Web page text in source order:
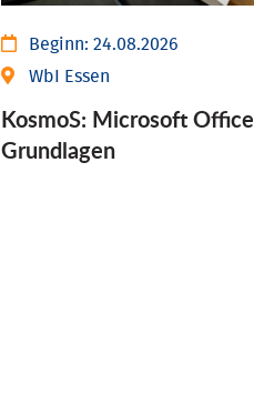
Beginn: 24.08.2026
WbI Essen
KosmoS: Microsoft Office
Grund­lagen